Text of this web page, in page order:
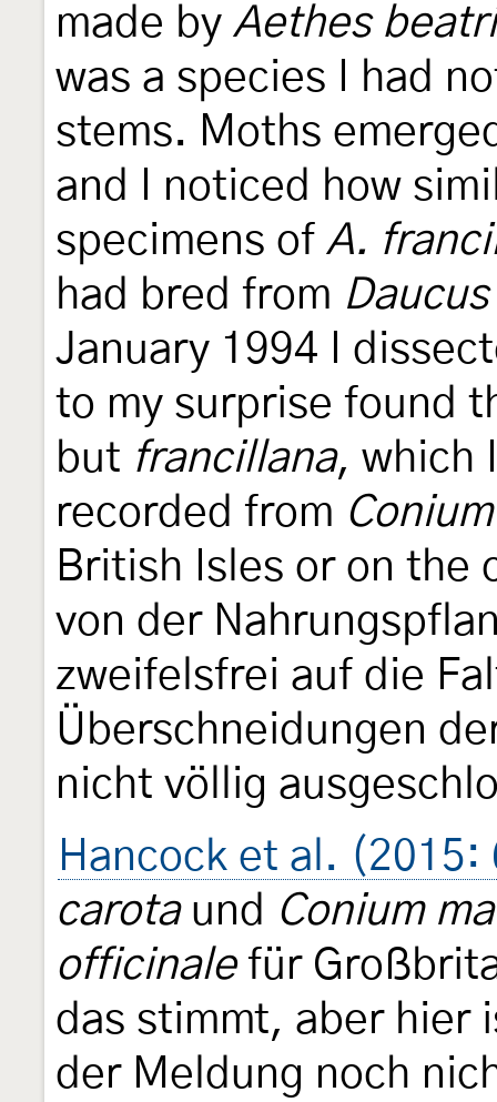
made by Aethes
was a species I had
stems. Moths
and I noticed how
specimens of A.
had bred from
January 1994 I
to my surprise found
but francillana, which
recorded from
British Isles or on
von der
zweifelsfrei auf die
Überschneidungen
nicht völlig
Hancock et al. (2015:
carotaund Conium
officinalefür
das stimmt, aber hier
der Meldung noch